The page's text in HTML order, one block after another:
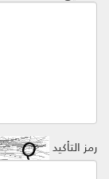
رمز التأكيد